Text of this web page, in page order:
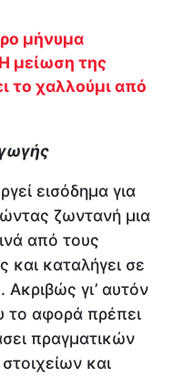
μήνυμα
μείωση της
το χαλλούμι από
εισόδημα για
ζωντανή μια
από τους
και καταλήγει σε
γι’ αυτόν
το αφορά πρέπει
πραγματικών
και